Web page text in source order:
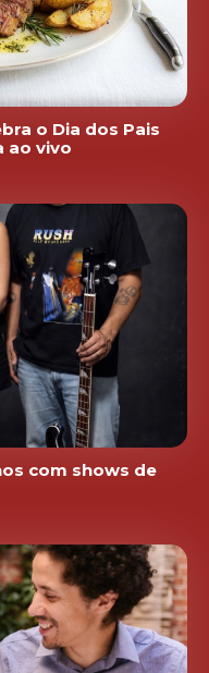
o Dia dos Pais
ao vivo
com shows de